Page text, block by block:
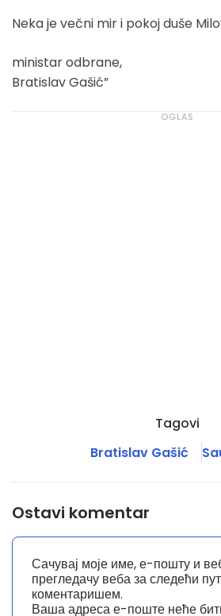
Neka je večni mir i pokoj duše
ministar odbrane,
Bratislav Gašić”
Tagovi
Bratislav Gašić
Ostavi komentar
Ваша адреса е-поште неће
Сачувај моје име, е-пошту и
прегледачу веба за следећи
коментаришем.